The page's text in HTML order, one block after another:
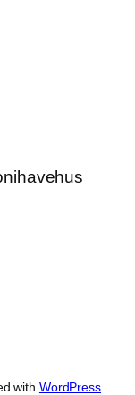
with WordPress